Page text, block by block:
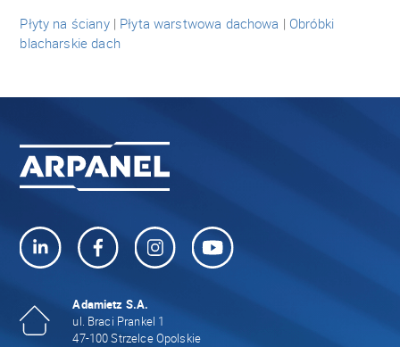
Płyty na ściany| Płyta warstwowa dachowa | Obróbki
blacharskie dach
Adamietz S.A.
ul. Braci Prankel 1
47-100 Strzelce Opolskie